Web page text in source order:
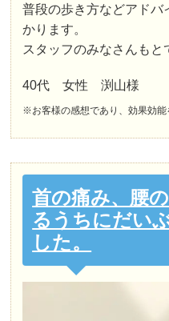
普段の歩き方などアドバ
かります。
スタッフのみなさんもと
40代 女性 渕山様
※お客様の感想であり、効果効能
首の痛み、腰
るうちにだい
した。